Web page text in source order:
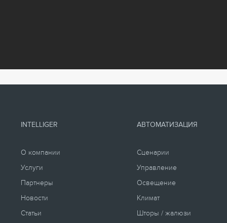
INTELLIGER
О компании
Услуги
Партнеры
Новости
Статьи
АВТОМАТИЗАЦИЯ
Сценарии
Управление
Освещение
Климат
Шторы / жалюзи